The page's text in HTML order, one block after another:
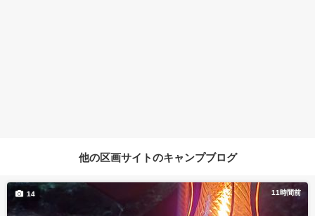
他の区画サイトのキャンプブログ
11時間前
14